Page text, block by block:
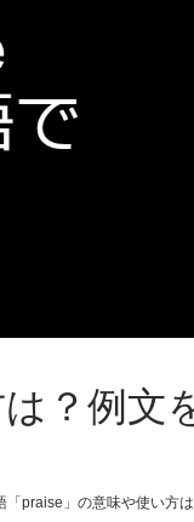
？例文
「praise」の意味や使い方